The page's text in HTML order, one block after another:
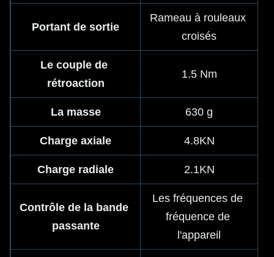
Portant de sortie
Rameau à rouleaux
croisés
Le couple de
rétroaction
1.5 Nm
La masse 630 g
Charge axiale 4.8KN
Charge radiale 2.1KN
Contrôle de la bande
passante
Les fréquences de
fréquence de
l'appareil